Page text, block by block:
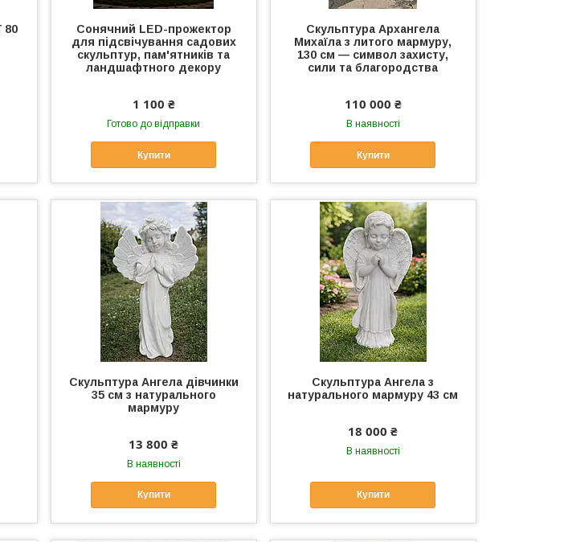
80
Сонячний LED-прожектор
для підсвічування садових
скульптур, пам'ятників та
ландшафтного декору
1 100 ₴
Готово до відправки
Купити
Скульптура Архангела
Михаїла з литого мармуру,
130 см — символ захисту,
сили та благородства
110 000 ₴
В наявності
Купити
Скульптура Ангела дівчинки
35 см з натурального
мармуру
13 800 ₴
В наявності
Купити
Скульптура Ангела з
натурального мармуру 43 см
18 000 ₴
В наявності
Купити